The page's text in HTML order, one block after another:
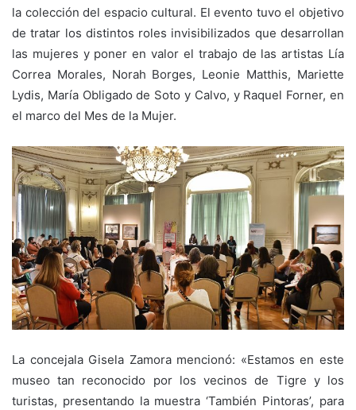
la colección del espacio cultural. El evento tuvo el objetivo
de tratar los distintos roles invisibilizados que desarrollan
las mujeres y poner en valor el trabajo de las artistas Lía
Correa Morales, Norah Borges, Leonie Matthis, Mariette
Lydis, María Obligado de Soto y Calvo, y Raquel Forner, en
el marco del Mes de la Mujer.
La concejala Gisela Zamora mencionó: «Estamos en este
museo tan reconocido por los vecinos de Tigre y los
turistas, presentando la muestra ‘También Pintoras’, para